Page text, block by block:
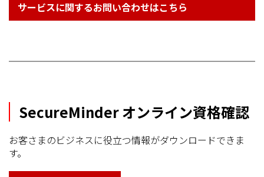
サービスに関するお問い合わせはこちら
SecureMinder オンライン資格確認
お客さまのビジネスに役立つ情報がダウンロードできま
す。